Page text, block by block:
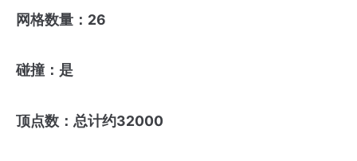
网格数量：26
碰撞：是
顶点数：总计约32000